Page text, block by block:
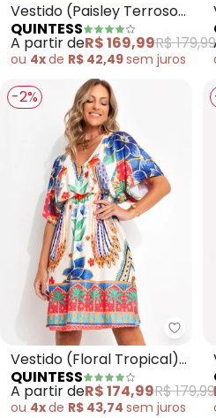
Vestido (Paisley Terroso)
em Malha Fria
QUINTESS
A partir deR$ 169,99R$ 179,99
ou 4xde R$ 42,49sem juros
-2%
Vestido (Floral Tropical)
em Malha Fria
QUINTESS
A partir deR$ 174,99R$ 179,99
ou 4xde R$ 43,74 sem juros